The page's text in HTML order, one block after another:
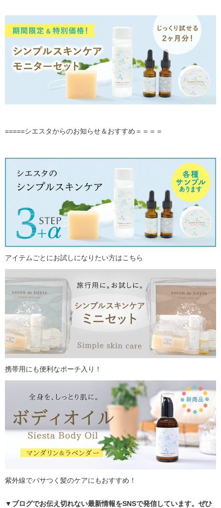
=====シエスタからのお知らせ＆おすすめ＝＝＝＝
アイテムごとにお試しになりたい方はこちら
携帯用にも便利なポーチ入り！
紫外線でパサつく髪のケアにもおすすめ！
▼ブログでお伝え切れない最新情報をSNSで発信しています。ぜひ